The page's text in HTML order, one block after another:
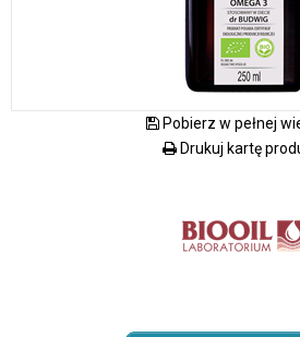
Pobierz w pełnej
Drukuj kartę